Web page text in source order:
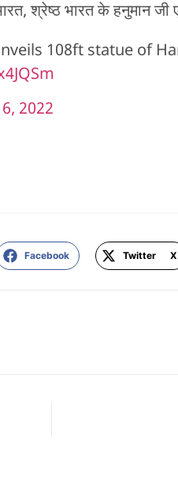
श्रेष्ठ भारत के हनुमान जी
108ft statue of
2022
Facebook Twitter X